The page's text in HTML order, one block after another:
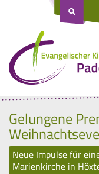
Gelungene
Neue Impulse für
Marienkirche in